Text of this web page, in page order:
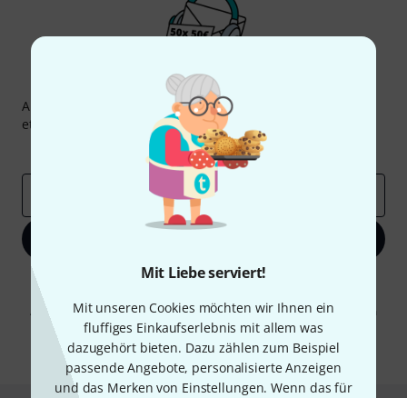
Mit Liebe serviert!
Mit unseren Cookies möchten wir Ihnen ein
fluffiges Einkaufserlebnis mit allem was
dazugehört bieten. Dazu zählen zum Beispiel
passende Angebote, personalisierte Anzeigen
und das Merken von Einstellungen. Wenn das für
Thomann Newsletter
Abonniere den Thomann Newsletter und gewinne mit
etwas Glück einen von50 Gutscheinen
Inspirierende Beiträge
Deals
Mit Klick auf „Jetzt anmelden“ stimmen Sie dem Erhalt von E-Mail-
Werbung und einer Messung des E-Mail-Nutzungsverhaltens zu. Die
Abmeldung ist jederzeit möglich. Weitere Informationen finden Sie in
unserenDatenschutzhinweisen.
* Pflichtfeld